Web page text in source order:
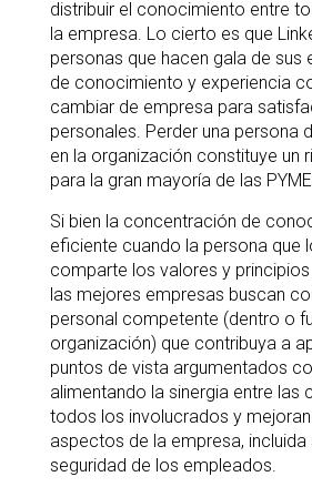
distribuir el conocimiento entre
la empresa. Lo cierto es que
personas que hacen gala de sus
de conocimiento y experiencia
cambiar de empresa para
personales. Perder una persona
en la organización constituye un
para la gran mayoría de las
Si bien la concentración de
eficiente cuando la persona que
comparte los valores y
las mejores empresas buscan
personal competente (dentro o
organización) que contribuya a
puntos de vista argumentados
alimentando la sinergia entre las
todos los involucrados y
aspectos de la empresa,
seguridad de los empleados.